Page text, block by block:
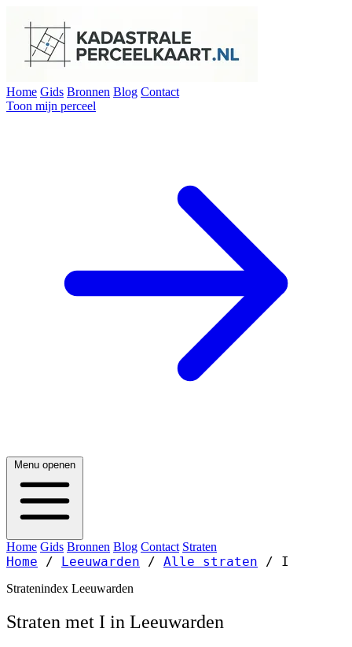
Home Gids Bronnen Blog Contact
Toon mijn perceel
Menu openen
Home Gids Bronnen Blog Contact Straten
Home / Leeuwarden / Alle straten / I
Stratenindex Leeuwarden
Straten met I in Leeuwarden